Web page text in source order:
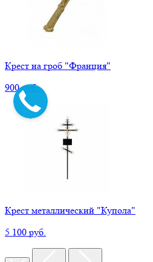
Крест на гроб "Франция"
900 руб.
Крест металлический "Купола"
5 100 руб.